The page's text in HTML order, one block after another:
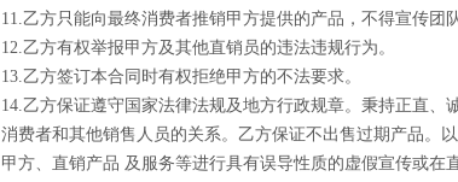
11.乙方只能向最终消费者推销甲方提供的产品，不得宣传团
12.乙方有权举报甲方及其他直销员的违法违规行为。
13.乙方签订本合同时有权拒绝甲方的不法要求。
14.乙方保证遵守国家法律法规及地方行政规章。秉持正直、
消费者和其他销售人员的关系。乙方保证不出售过期产品。
甲方、直销产品 及服务等进行具有误导性质的虚假宣传或在